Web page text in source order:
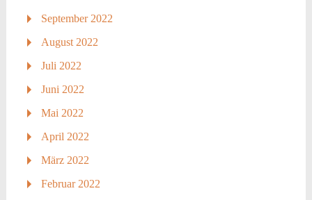
September 2022
August 2022
Juli 2022
Juni 2022
Mai 2022
April 2022
März 2022
Februar 2022